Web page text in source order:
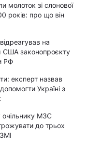
молоток зі слонової
років: про що він
на
США законопроєкту
РФ
експерт назвав
Україні з
МЗС
до трьох